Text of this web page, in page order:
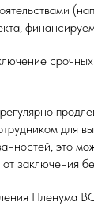
для
это
от заключения
Пленума